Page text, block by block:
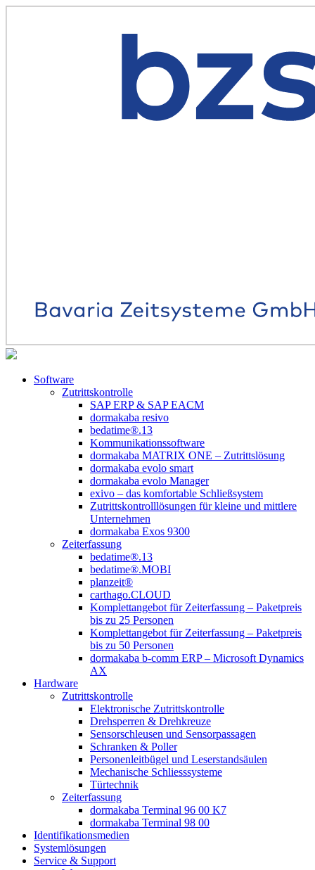
Software
Zutrittskontrolle
SAP ERP & SAP EACM
dormakaba resivo
bedatime®.13
Kommunikationssoftware
dormakaba MATRIX ONE – Zutrittslösung
dormakaba evolo smart
dormakaba evolo Manager
exivo – das komfortable Schließsystem
Zutrittskontrolllösungen für kleine und mittlere
Unternehmen
dormakaba Exos 9300
Zeiterfassung
bedatime®.13
bedatime®.MOBI
planzeit®
carthago.CLOUD
Komplettangebot für Zeiterfassung – Paketpreis
bis zu 25 Personen
Komplettangebot für Zeiterfassung – Paketpreis
bis zu 50 Personen
dormakaba b-comm ERP – Microsoft Dynamics
AX
Hardware
Zutrittskontrolle
Elektronische Zutrittskontrolle
Drehsperren & Drehkreuze
Sensorschleusen und Sensorpassagen
Schranken & Poller
Personenleitbügel und Leserstandsäulen
Mechanische Schliess­systeme
Türtechnik
Zeiterfassung
dormakaba Terminal 96 00 K7
dormakaba Terminal 98 00
Identifikations­medien
Systemlösungen
Service & Support